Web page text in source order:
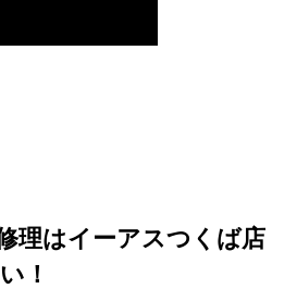
理はイーアスつくば店
！